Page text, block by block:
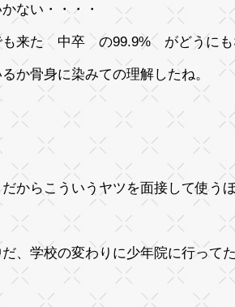
ない・・・・
も来た 中卒 の99.9% がどうにも
か骨身に染みての理解したね。
らこういうヤツを面接して使う
、学校の変わりに少年院に行ってた